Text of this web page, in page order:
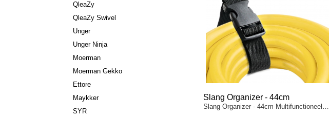
QleaZy
QleaZy Swivel
Unger
Unger Ninja
Moerman
Moerman Gekko
Ettore
Maykker
SYR
Slang Organizer - 44cm
Slang Organizer - 44cm Multifunctioneel…